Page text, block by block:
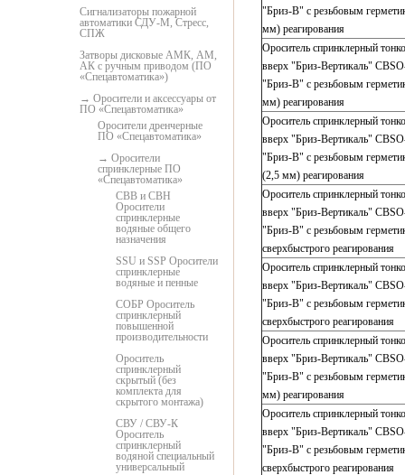
Сигнализаторы пожарной
автоматики СДУ-М, Стресс,
СПЖ
Затворы дисковые АМК, АМ,
АК с ручным приводом (ПО
«Спецавтоматика»)
Оросители и аксессуары от
ПО «Спецавтоматика»
Оросители дренчерные
ПО «Спецавтоматика»
Оросители
спринклерные ПО
«Спецавтоматика»
СВВ и СВН
Оросители
спринклерные
водяные общего
назначения
SSU и SSP Оросители
спринклерные
водяные и пенные
СОБР Ороситель
спринклерный
повышенной
производительности
Ороситель
спринклерный
скрытый (без
комплекта для
скрытого монтажа)
СВУ / СВУ-К
Ороситель
спринклерный
водяной специальный
универсальный
"Бриз-В" с резьбовым
мм) реагирования
Ороситель спринклерный
вверх "Бриз-Вертикаль"
"Бриз-В" с резьбовым
мм) реагирования
Ороситель спринклерный
вверх "Бриз-Вертикаль"
"Бриз-В" с резьбовым
(2,5 мм) реагирования
Ороситель спринклерный
вверх "Бриз-Вертикаль"
"Бриз-В" с резьбовым
сверхбыстрого реагирования
Ороситель спринклерный
вверх "Бриз-Вертикаль"
"Бриз-В" с резьбовым
сверхбыстрого реагирования
Ороситель спринклерный
вверх "Бриз-Вертикаль"
"Бриз-В" с резьбовым
мм) реагирования
Ороситель спринклерный
вверх "Бриз-Вертикаль"
"Бриз-В" с резьбовым
сверхбыстрого реагирования